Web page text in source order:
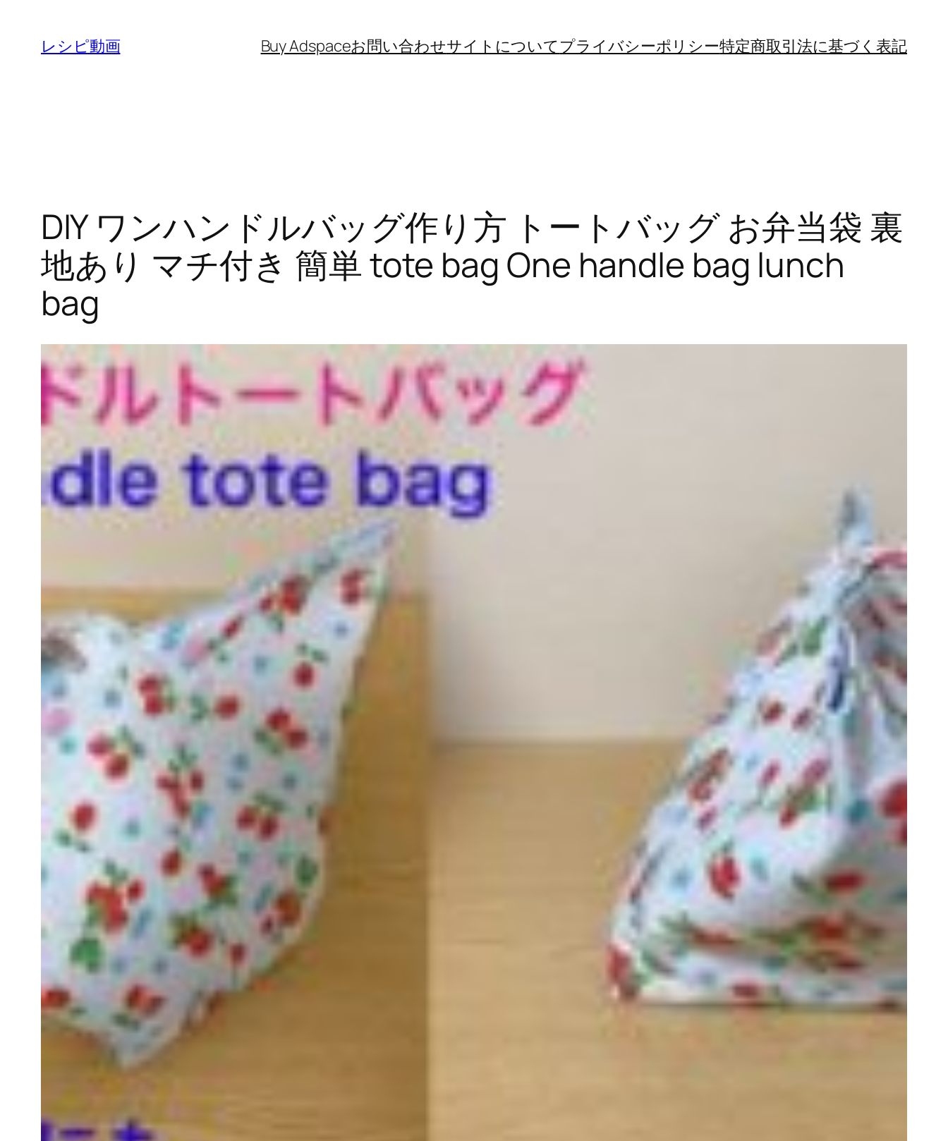
レシピ動画 Buy Adspaceお問い合わせサイトについてプライバシーポリシー特定商取引法に基づく表記
DIY ワンハンドルバッグ作り方 トートバッグ お弁当袋 裏
地あり マチ付き 簡単 tote bag One handle bag lunch
bag